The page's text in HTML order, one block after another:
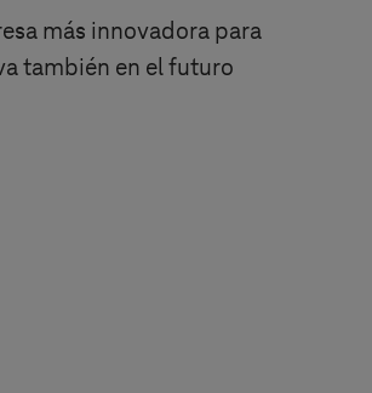
más innovadora para
también en el futuro